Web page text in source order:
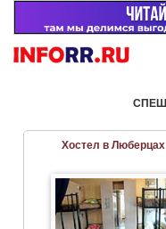
Хостел в Люберцах